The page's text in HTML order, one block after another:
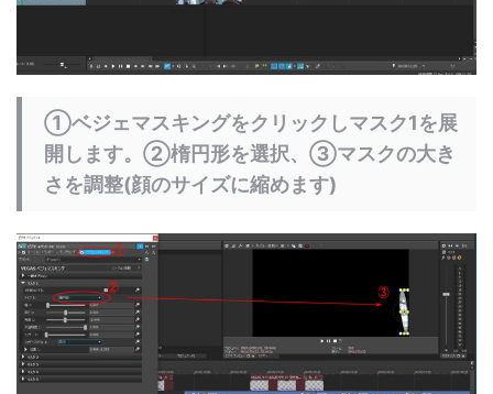
①ベジェマスキングをクリックしマスク1を展
開します。②楕円形を選択、③マスクの大き
さを調整(顔のサイズに縮めます)